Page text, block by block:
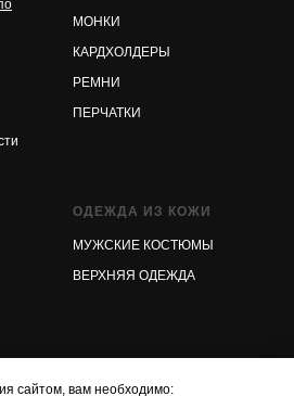
сайтом, вам необходимо:
МОНКИ
КАРДХОЛДЕРЫ
РЕМНИ
ПЕРЧАТКИ
ОДЕЖДА ИЗ КОЖИ
МУЖСКИЕ КОСТЮМЫ
ВЕРХНЯЯ ОДЕЖДА